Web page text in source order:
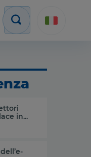
in...